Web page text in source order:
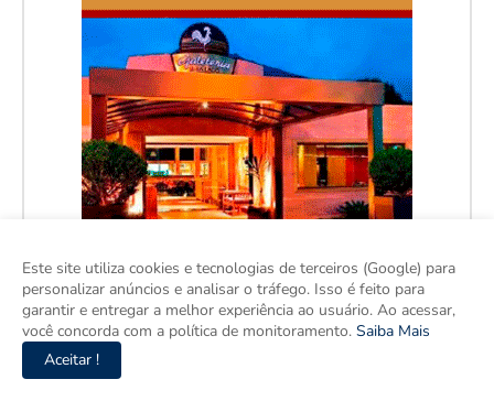
Este site utiliza cookies e tecnologias de terceiros (Google) para
personalizar anúncios e analisar o tráfego. Isso é feito para
garantir e entregar a melhor experiência ao usuário. Ao acessar,
você concorda com a política de monitoramento. Saiba Mais
Aceitar !